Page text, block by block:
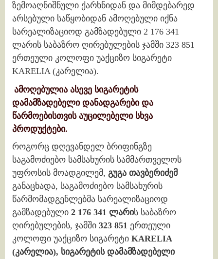
ზემოაღნიშნული ქარხნიდან და მიმდებარედ
არსებული საწყობიდან ამოღებული იქნა
სარეალიზაციოდ გამზადებული 2 176 341
ლარის საბაზრო ღირებულების ჯამში 323 851
ერთეული კოლოფი უაქციზო სიგარეტი
KARELIA (კარელია).
ამოღებულია ასევე სიგარეტის
დამამზადებელი დანადგარები და
წარმოებისთვის აუცილებელი სხვა
პროდუქტები.
როგორც დღევანდელ ბრიფინგზე
საგამოძიებო სამსახურის სამმართველოს
უფროსის მოადგილემ, გუგა თავბერიძემ
განაცხადა, საგამოძიებო სამსახურის
წარმომადგენლებმა სარეალიზაციოდ
გამზადებული 2 176 341 ლარის საბაზრო
ღირებულების, ჯამში 323 851 ერთეული
კოლოფი უაქციზო სიგარეტი KARELIA
(კარელია), სიგარეტის დამამზადებელი